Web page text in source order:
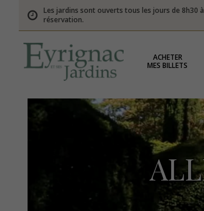
Les jardins sont ouverts tous les jours de 8h30
réservation.
ACHETER
MES BILLETS